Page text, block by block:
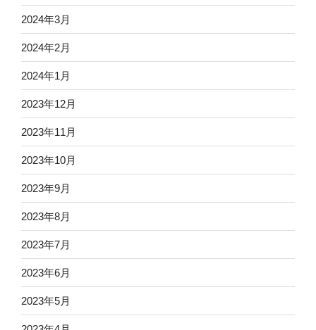
2024年3月
2024年2月
2024年1月
2023年12月
2023年11月
2023年10月
2023年9月
2023年8月
2023年7月
2023年6月
2023年5月